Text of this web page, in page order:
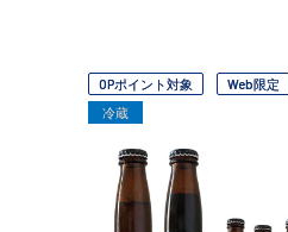
OPポイント対象
Web限定
冷蔵